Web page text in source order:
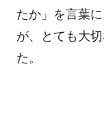
たか」を言葉
が、とても大
た。